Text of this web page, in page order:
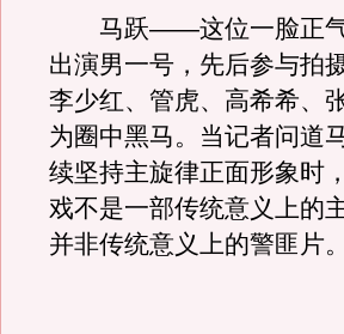
马跃——这位一脸正气
出演男一号，先后参与拍
李少红、管虎、高希希、
为圈中黑马。当记者问道
续坚持主旋律正面形象时
戏不是一部传统意义上的
并非传统意义上的警匪片